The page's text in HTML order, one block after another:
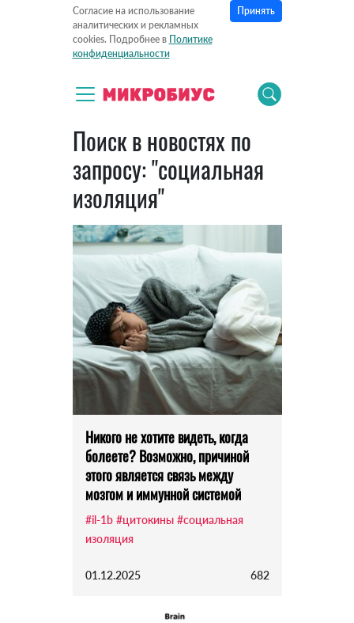
Согласие на использование
аналитических и рекламных
cookies. Подробнее в Политике
конфиденциальности
Принять
Поиск в новостях по
запросу: "социальная
изоляция"
Никого не хотите видеть, когда
болеете? Возможно, причиной
этого является связь между
мозгом и иммунной системой
#il-1b #цитокины #социальная
изоляция
01.12.2025 682